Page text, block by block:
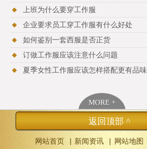
上班为什么要穿工作服
企业要求员工穿工作服有什么好处
如何鉴别一套西服是否正货
订做工作服应该注意什么问题
夏季女性工作服应该怎样搭配更有品味
MORE +
返回顶部 ^
网站首页 | 新闻资讯 | 网站地图